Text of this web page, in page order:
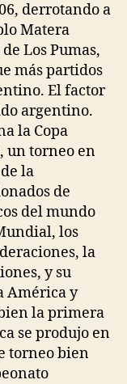
derrotando a
Matera
Los Pumas,
más partidos
El factor
argentino.
la Copa
un torneo en
la
de
del mundo
los
la
y su
América y
la primera
se produjo en
torneo bien